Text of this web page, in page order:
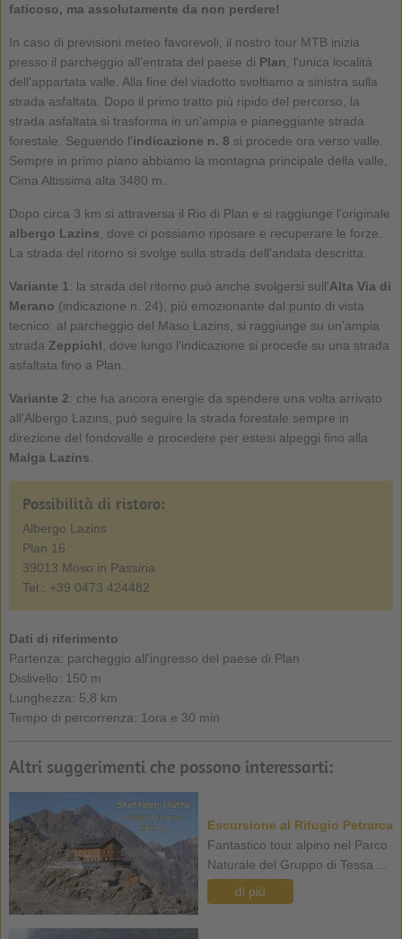
faticoso, ma assolutamente da non perdere!
In caso di previsioni meteo favorevoli, il nostro tour MTB inizia
presso il parcheggio all'entrata del paese di Plan , l'unica località
dell'appartata valle. Alla fine del viadotto svoltiamo a sinistra sulla
strada asfaltata. Dopo il primo tratto più ripido del percorso, la
strada asfaltata si trasforma in un'ampia e pianeggiante strada
forestale. Seguendo l'indicazione n. 8 si procede ora verso valle.
Sempre in primo piano abbiamo la montagna principale della valle,
Cima Altissima alta 3480 m.
Dopo circa 3 km si attraversa il Rio di Plan e si raggiunge l’originale
albergo Lazins , dove ci possiamo riposare e recuperare le forze.
La strada del ritorno si svolge sulla strada dell'andata descritta.
Variante 1: la strada del ritorno può anche svolgersi sull'Alta Via di
Merano (indicazione n. 24), più emozionante dal punto di vista
tecnico: al parcheggio del Maso Lazins, si raggiunge su un'ampia
strada Zeppichl , dove lungo l'indicazione si procede su una strada
asfaltata fino a Plan.
Variante 2: che ha ancora energie da spendere una volta arrivato
all'Albergo Lazins, può seguire la strada forestale sempre in
direzione del fondovalle e procedere per estesi alpeggi fino alla
Malga Lazins
Possibilità di ristoro:
Albergo Lazins
Plan 16
39013 Moso in Passiria
Tel.: +39 0473 424482
Dati di riferimento:
Partenza: parcheggio all'ingresso del paese di Plan
Dislivello: 150 m
Lunghezza: 5,8 km
Tempo di percorrenza: 1ora e 30 min
Altri suggerimenti che possono interessarti:
Escursione al Rifugio Petrarca
Fantastico tour alpino nel Parco
Naturale del Gruppo di Tessa ...
di più